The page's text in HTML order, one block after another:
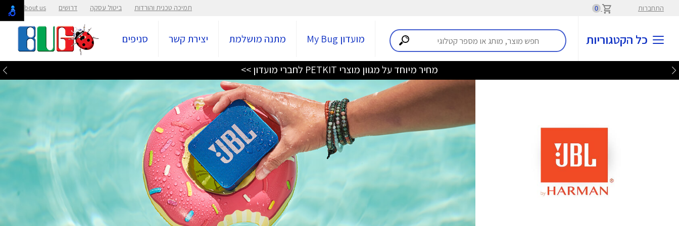
התחברות 0 תמיכה טכנית והורדות ביטול עסקה דרושים About us
כל הקטגוריות מועדון My Bug מתנה מושלמת יצירת קשר סניפים
מחיר מיוחד על מגוון מוצרי PETKIT לחברי מועדון >>